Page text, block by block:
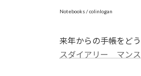
Notebooks / colinlogan
来年からの手帳をど
スダイアリー マン